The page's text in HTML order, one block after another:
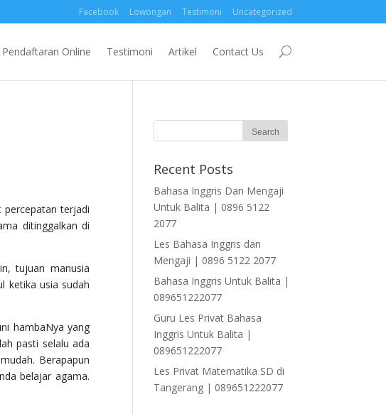
Facebook Lowongan Testimoni Uncategorized
Pendaftaran Online Testimoni Artikel Contact Us
percepatan terjadi
ditinggalkan di
tujuan manusia
ketika usia sudah
hambaNya yang
pasti selalu ada
Berapapun
belajar agama.
Recent Posts
Bahasa Inggris Dan Mengaji
Untuk Balita | 0896 5122
2077
Les Bahasa Inggris dan
Mengaji | 0896 5122 2077
Bahasa Inggris Untuk Balita |
089651222077
Guru Les Privat Bahasa
Inggris Untuk Balita |
089651222077
Les Privat Matematika SD di
Tangerang | 089651222077